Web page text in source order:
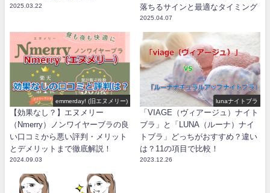
2025.03.22
落ちるサインと最適なタイミング
2025.04.07
emmerday! (旧エヌメリー)
【効果なし？】エヌメリー
（Nmerry）ノンワイヤーブラの良
い口コミから悪い評判・メリット
とデメリットまで徹底解説！
2024.09.03
lunaナイトブラ
「VIAGE（ヴィアージュ）ナイト
ブラ」と「LUNA（ルーナ）ナイ
トブラ」どっちがおすすめ？違い
は？11の項目で比較！
2023.12.26